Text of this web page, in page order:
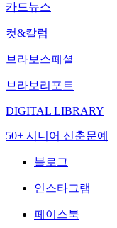
카드뉴스
컷&칼럼
브라보스페셜
브라보리포트
DIGITAL LIBRARY
50+ 시니어 신춘문예
블로그
인스타그램
페이스북